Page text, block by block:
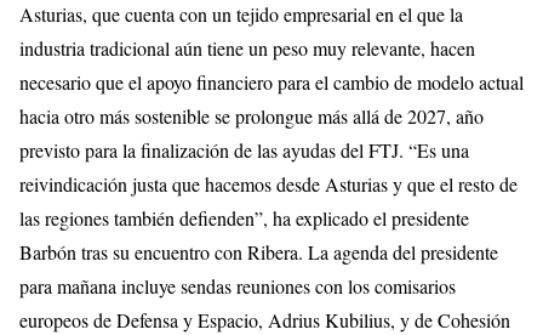
Asturias, que cuenta con un tejido empresarial en el que la
industria tradicional aún tiene un peso muy relevante, hacen
necesario que el apoyo financiero para el cambio de modelo actual
hacia otro más sostenible se prolongue más allá de 2027, año
previsto para la finalización de las ayudas del FTJ. “Es una
reivindicación justa que hacemos desde Asturias y que el resto de
las regiones también defienden”, ha explicado el presidente
Barbón tras su encuentro con Ribera. La agenda del presidente
para mañana incluye sendas reuniones con los comisarios
europeos de Defensa y Espacio, Adrius Kubilius, y de Cohesión